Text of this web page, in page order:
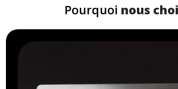
Pourquoi nous